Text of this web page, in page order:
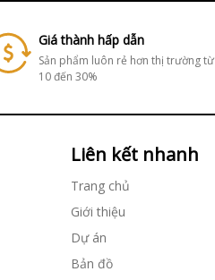
Giá thành hấp dẫn
Sản phẩm luôn rẻ hơn thị trường từ
10 đến 30%
Liên kết nhanh
Trang chủ
Giới thiệu
Dự án
Bản đồ